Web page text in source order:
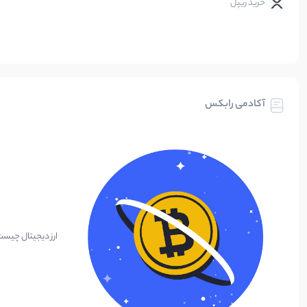
خرید ریپل
آکادمی رابکس
ارز دیجیتال